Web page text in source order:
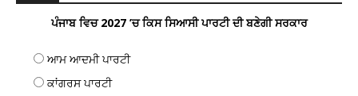
ਪੰਜਾਬ ਵਿਚ 2027 ’ਚ ਕਿਸ ਸਿਆਸੀ ਪਾਰਟੀ ਦੀ ਬਣੇਗੀ ਸਰਕਾਰ
ਆਮ ਆਦਮੀ ਪਾਰਟੀ
ਕਾਂਗਰਸ ਪਾਰਟੀ